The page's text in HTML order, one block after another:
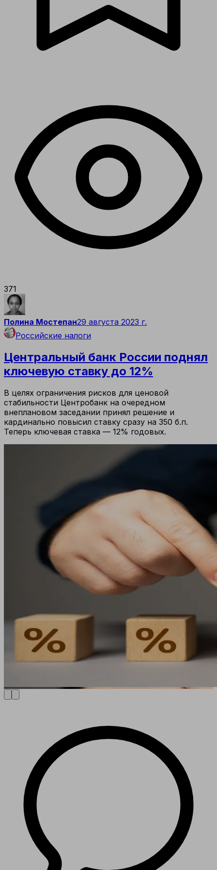
371
Полина Мостепан29 августа 2023 г.
Российские налоги
Центральный банк России поднял
ключевую ставку до 12%
В целях ограничения рисков для ценовой
стабильности Центробанк на очередном
внеплановом заседании принял решение и
кардинально повысил ставку сразу на 350 б.п.
Теперь ключевая ставка — 12% годовых.